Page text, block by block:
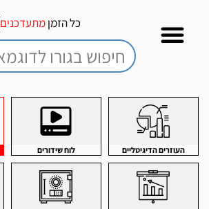
כל הזמןמתעדכנים
העוזרים הדיגיטליים לוח שידורים